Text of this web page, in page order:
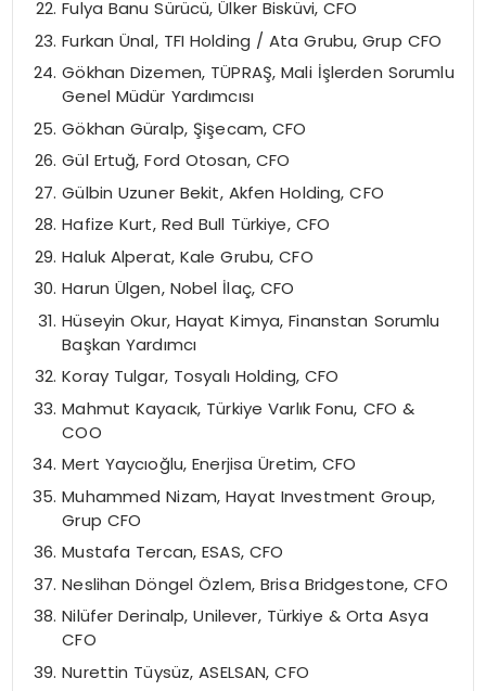
Fulya Banu Sürücü, Ülker Bisküvi, CFO
Furkan Ünal, TFI Holding / Ata Grubu, Grup CFO
Gökhan Dizemen, TÜPRAŞ, Mali İşlerden Sorumlu
Genel Müdür Yardımcısı
Gökhan Güralp, Şişecam, CFO
Gül Ertuğ, Ford Otosan, CFO
Gülbin Uzuner Bekit, Akfen Holding, CFO
Hafize Kurt, Red Bull Türkiye, CFO
Haluk Alperat, Kale Grubu, CFO
Harun Ülgen, Nobel İlaç, CFO
Hüseyin Okur, Hayat Kimya, Finanstan Sorumlu
Başkan Yardımcı
Koray Tulgar, Tosyalı Holding, CFO
Mahmut Kayacık, Türkiye Varlık Fonu, CFO &
COO
Mert Yaycıoğlu, Enerjisa Üretim, CFO
Muhammed Nizam, Hayat Investment Group,
Grup CFO
Mustafa Tercan, ESAS, CFO
Neslihan Döngel Özlem, Brisa Bridgestone, CFO
Nilüfer Derinalp, Unilever, Türkiye & Orta Asya
CFO
Nurettin Tüysüz, ASELSAN, CFO